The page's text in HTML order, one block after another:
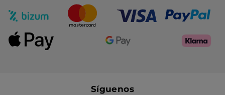
Síguenos